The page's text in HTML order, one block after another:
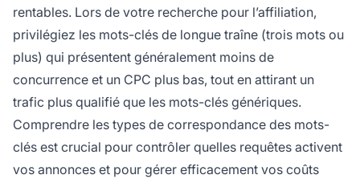
rentables. Lors de votre recherche pour l’affiliation,
privilégiez les mots-clés de longue traîne (trois mots ou
plus) qui présentent généralement moins de
concurrence et un CPC plus bas, tout en attirant un
trafic plus qualifié que les mots-clés génériques.
Comprendre les types de correspondance des mots-
clés est crucial pour contrôler quelles requêtes activent
vos annonces et pour gérer efficacement vos coûts